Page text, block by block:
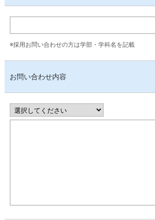
※採用お問い合わせの方は学部・学科名を記載
お問い合わせ内容